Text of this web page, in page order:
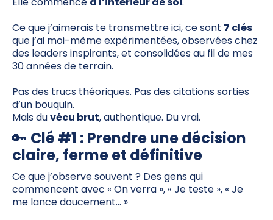
Ce que j’aimerais te transmettre ici, ce sont 7 clés
que j’ai moi-même expérimentées, observées chez
des leaders inspirants, et consolidées au fil de mes
30 années de terrain.
Pas des trucs théoriques. Pas des citations sorties
d’un bouquin.
Mais duvécu brut, authentique. Du vrai.
🔑 Clé #1 : Prendre une décision
claire, ferme et définitive
Ce que j’observe souvent ? Des gens qui
commencent avec « On verra », « Je teste », « Je
me lance doucement… »